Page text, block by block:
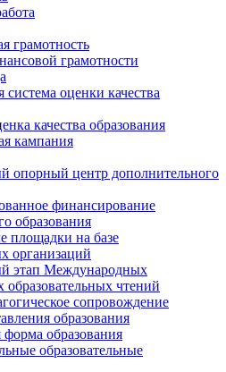
грамотность
грамотности
оценки качества
качества образования
кампания
опорный центр дополнительного
финансирование
образования
площадки на базе
организаций
этап Международных
образовательных чтений
сопровождение
образования
образования
образовательные